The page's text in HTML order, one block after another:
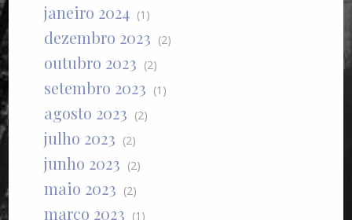
janeiro 2024 (1)
dezembro 2023 (2)
outubro 2023 (2)
setembro 2023 (1)
agosto 2023 (2)
julho 2023 (2)
junho 2023 (2)
maio 2023 (2)
março 2023 (1)